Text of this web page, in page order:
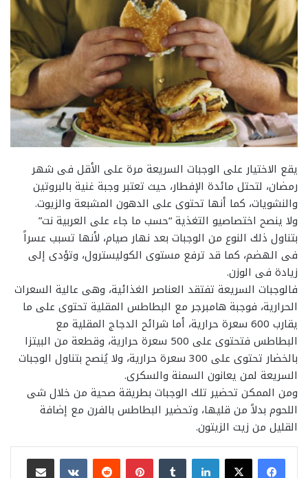
يقع الاختيار على الوجبات السريعة مرة على الأقل فى شهر
رمضان، لتحتل مائدة الإفطار، حيث تعتبر وجبة غنية بالبروتين
والنشويات، كما أنها تحتوى على الدهون المشبعة والزيوت.
ولا ينصح اختصاصيو التغذية “حسب ما جاء على العربية نت”
بتناول ذلك النوع من الوجبات بعد نهار صيام، لأنها تسبب عسراً
فى الهضم، كما قد ترفع مستوى الكوليسترول، وتؤدى إلى
زيادة فى الوزن.
فالوجبات السريعة تفتقد العناصر الغذائية، وهى عالية السعرات
الحرارية، فوجبة هامبرجر مع البطاطس المقلية تحتوى على ما
يقارب 600 سعرة حرارية، أما شرائح الدجاج المقلية مع
البطاطس فتحتوى على 500 سعرة حرارية، وقطعة من البيتزا
بالخضار تحتوى على 300 سعرة حرارية، ولا يُنصح بتناول الوجبات
السريعة لمن يعانون السمنة والسكرى.
ومن الممكن تحضير تلك الوجبات بطريقة صحية من خلال شى
اللحوم بدلاً من قليها، وتحضير البطاطس بالفرن مع إضافة
القليل من زيت الزيتون.
لينكدإن بينتيريست
مشاركة عبر البريد